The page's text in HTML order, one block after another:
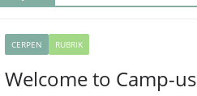
CERPEN RUBRIK
Welcome to Camp-us